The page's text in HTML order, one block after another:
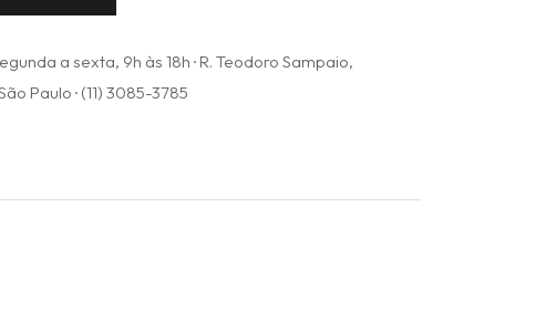
a sexta, 9h às 18h · R. Teodoro Sampaio,
Paulo · (11) 3085-3785